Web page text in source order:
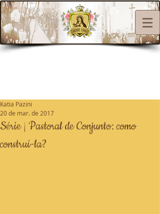
Série | Pastoral de Conjunto: como
construí-la?
Katia Pazini
20 de mar. de 2017